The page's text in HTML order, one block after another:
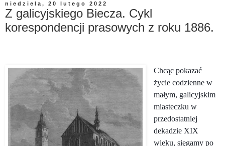
niedziela, 20 lutego 2022
Z galicyjskiego Biecza. Cykl
korespondencji prasowych z roku 1886.
Chcąc pokazać
życie codzienne w
małym, galicyjskim
miasteczku w
przedostatniej
dekadzie XIX
wieku, sięgamy po